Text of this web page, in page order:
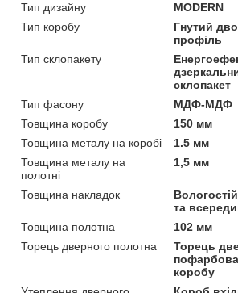
Тип дизайну
MODERN
Тип коробу
Гнутий
профіль
Тип склопакету
склопакет
Тип фасону
МДФ-МДФ
Товщина коробу
150 мм
Товщина металу на коробі
1.5 мм
Товщина металу на
полотні
1,5 мм
Товщина накладок
та
Товщина полотна
102 мм
Торець дверного полотна
Торець
коробу